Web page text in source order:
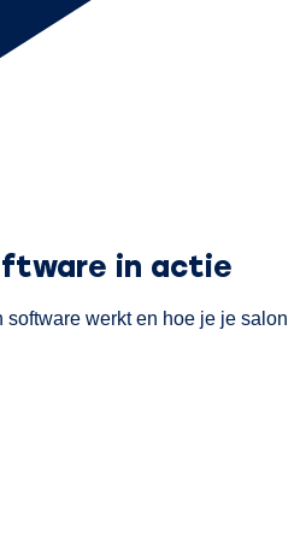
in actie
werkt en hoe je je salon